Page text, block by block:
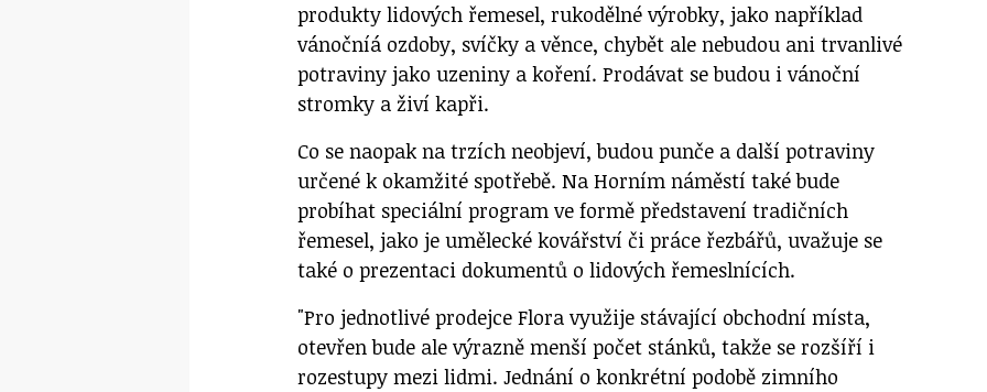
produkty lidových řemesel, rukodělné výrobky, jako například
vánočníá ozdoby, svíčky a věnce, chybět ale nebudou ani trvanlivé
potraviny jako uzeniny a koření. Prodávat se budou i vánoční
stromky a živí kapři.
Co se naopak na trzích neobjeví, budou punče a další potraviny
určené k okamžité spotřebě. Na Horním náměstí také bude
probíhat speciální program ve formě představení tradičních
řemesel, jako je umělecké kovářství či práce řezbářů, uvažuje se
také o prezentaci dokumentů o lidových řemeslnících.
"Pro jednotlivé prodejce Flora využije stávající obchodní místa,
otevřen bude ale výrazně menší počet stánků, takže se rozšíří i
rozestupy mezi lidmi. Jednání o konkrétní podobě zimního